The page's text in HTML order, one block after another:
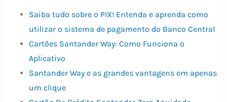
Saiba tudo sobre o PIX! Entenda e aprenda como
utilizar o sistema de pagamento do Banco Central
Cartões Santander Way: Como Funciona o
Aplicativo
Santander Way e as grandes vantagens em apenas
um clique